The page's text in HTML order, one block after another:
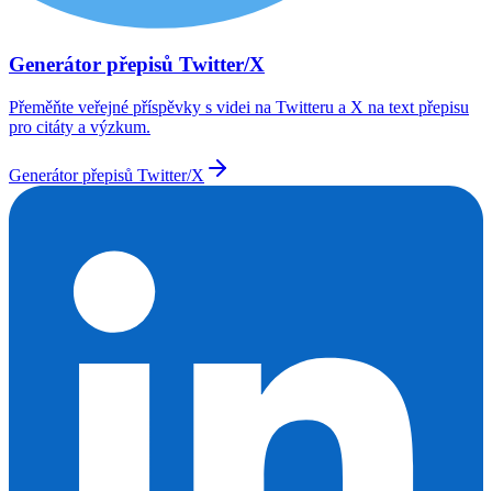
Generátor přepisů Twitter/X
Přeměňte veřejné příspěvky s videi na Twitteru a X na text přepisu
pro citáty a výzkum.
Generátor přepisů Twitter/X